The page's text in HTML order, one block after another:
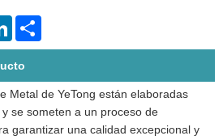
LinkedIn
Metal de YeTong están elaboradas
se someten a un proceso de
garantizar una calidad excepcional y